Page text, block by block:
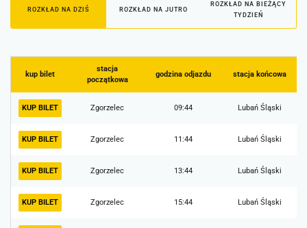
ROZKŁAD NA DZIŚ ROZKŁAD NA JUTRO
ROZKŁAD NA BIEŻĄCY
TYDZIEŃ
stacja
początkowa
godzina odjazdu stacja końcowa
kup bilet
Zgorzelec 09:44 Lubań Śląski
KUP BILET
Zgorzelec 11:44 Lubań Śląski
KUP BILET
Zgorzelec 13:44 Lubań Śląski
KUP BILET
Zgorzelec 15:44 Lubań Śląski
KUP BILET